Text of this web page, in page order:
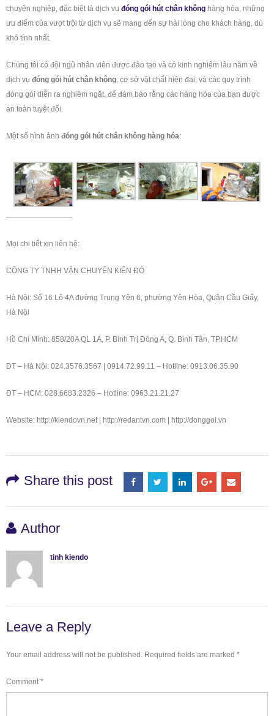
chuyên nghiệp, đặc biệt là dịch vụ đóng gói hút chân không hàng hóa, những
ưu điểm của vượt trội từ dịch vụ sẽ mang đến sự hài lòng cho khách hàng, dù
khó tính nhất.
Chúng tôi có đội ngũ nhân viên được đào tạo và có kinh nghiệm lâu năm về
dịch vụ đóng gói hút chân không, cơ sở vật chất hiện đại, và các quy trình
đóng gói diễn ra nghiêm ngặt, để đảm bảo rằng các hàng hóa của bạn được
an toàn tuyệt đối.
Một số hình ảnh đóng gói hút chân không hàng hóa:
—————————
Mọi chi tiết xin liên hệ:
CÔNG TY TNHH VẬN CHUYỂN KIẾN ĐỎ
Hà Nội: Số 16 Lô 4A đường Trung Yên 6, phường Yên Hòa, Quận Cầu Giấy,
Hà Nội
Hồ Chí Minh: 858/20A QL 1A, P. Bình Trị Đông A, Q. Bình Tân, TP.HCM
ĐT – Hà Nội: 024.3576.3567 | 0914.72.99.11 – Hotline: 0913.06.35.90
ĐT – HCM: 028.6683.2326 – Hotline: 0963.21.21.27
Website: http://kiendovn.net | http://redantvn.com | http://donggoi.vn
Share this post
Author
tinh kiendo
Leave a Reply
Your email address will not be published. Required fields are marked *
Comment*